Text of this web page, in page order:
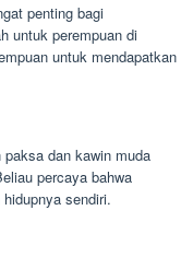
penting bagi
untuk perempuan di
untuk mendapatkan
dan kawin muda
percaya bahwa
sendiri.